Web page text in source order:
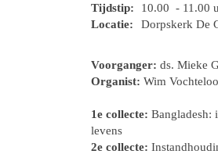
Tijdstip:
10.00 - 11.00
Locatie:
Dorpskerk De
Voorganger: ds. Mieke
Organist: Wim Vochteloo
1e collecte: Bangladesh:
levens
2e collecte: